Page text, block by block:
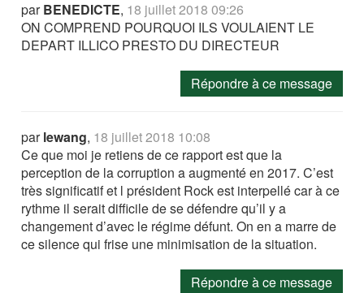
parBENEDICTE, 18 juillet 2018 09:26
ON COMPREND POURQUOI ILS VOULAIENT LE
DEPART ILLICO PRESTO DU DIRECTEUR
Répondre à ce message
parlewang, 18 juillet 2018 10:08
Ce que moi je retiens de ce rapport est que la
perception de la corruption a augmenté en 2017. C’est
très significatif et l président Rock est interpellé car à ce
rythme il serait difficile de se défendre qu’il y a
changement d’avec le régime défunt. On en a marre de
ce silence qui frise une minimisation de la situation.
Répondre à ce message